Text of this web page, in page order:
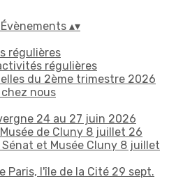
▴▾
régulières
régulières
du 2ème trimestre 2026
chez nous
24 au 27 juin 2026
de Cluny 8 juillet 26
et Musée Cluny 8 juillet
Paris, l'île de la Cité 29 sept.